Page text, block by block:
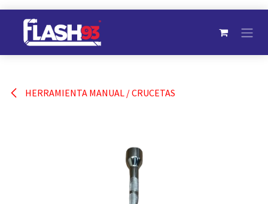
Ir al contenido
HERRAMIENTA MANUAL / CRUCETAS